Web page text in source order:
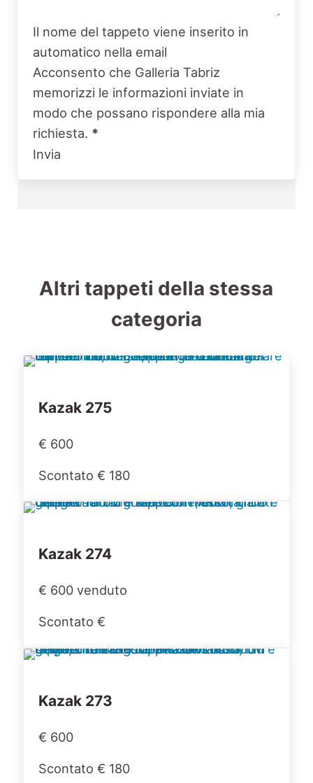
Il nome del tappeto viene inserito in
automatico nella email
Acconsento che Galleria Tabriz
memorizzi le informazioni inviate in
modo che possano rispondere alla mia
richiesta. *
Invia
Altri tappeti della stessa
categoria
Kazak 275
€ 600
Scontato € 180
Kazak 274
€ 600 venduto
Scontato €
Kazak 273
€ 600
Scontato € 180